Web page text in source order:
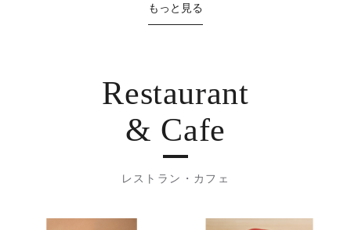
もっと見る
Restaurant
& Cafe
レストラン・カフェ